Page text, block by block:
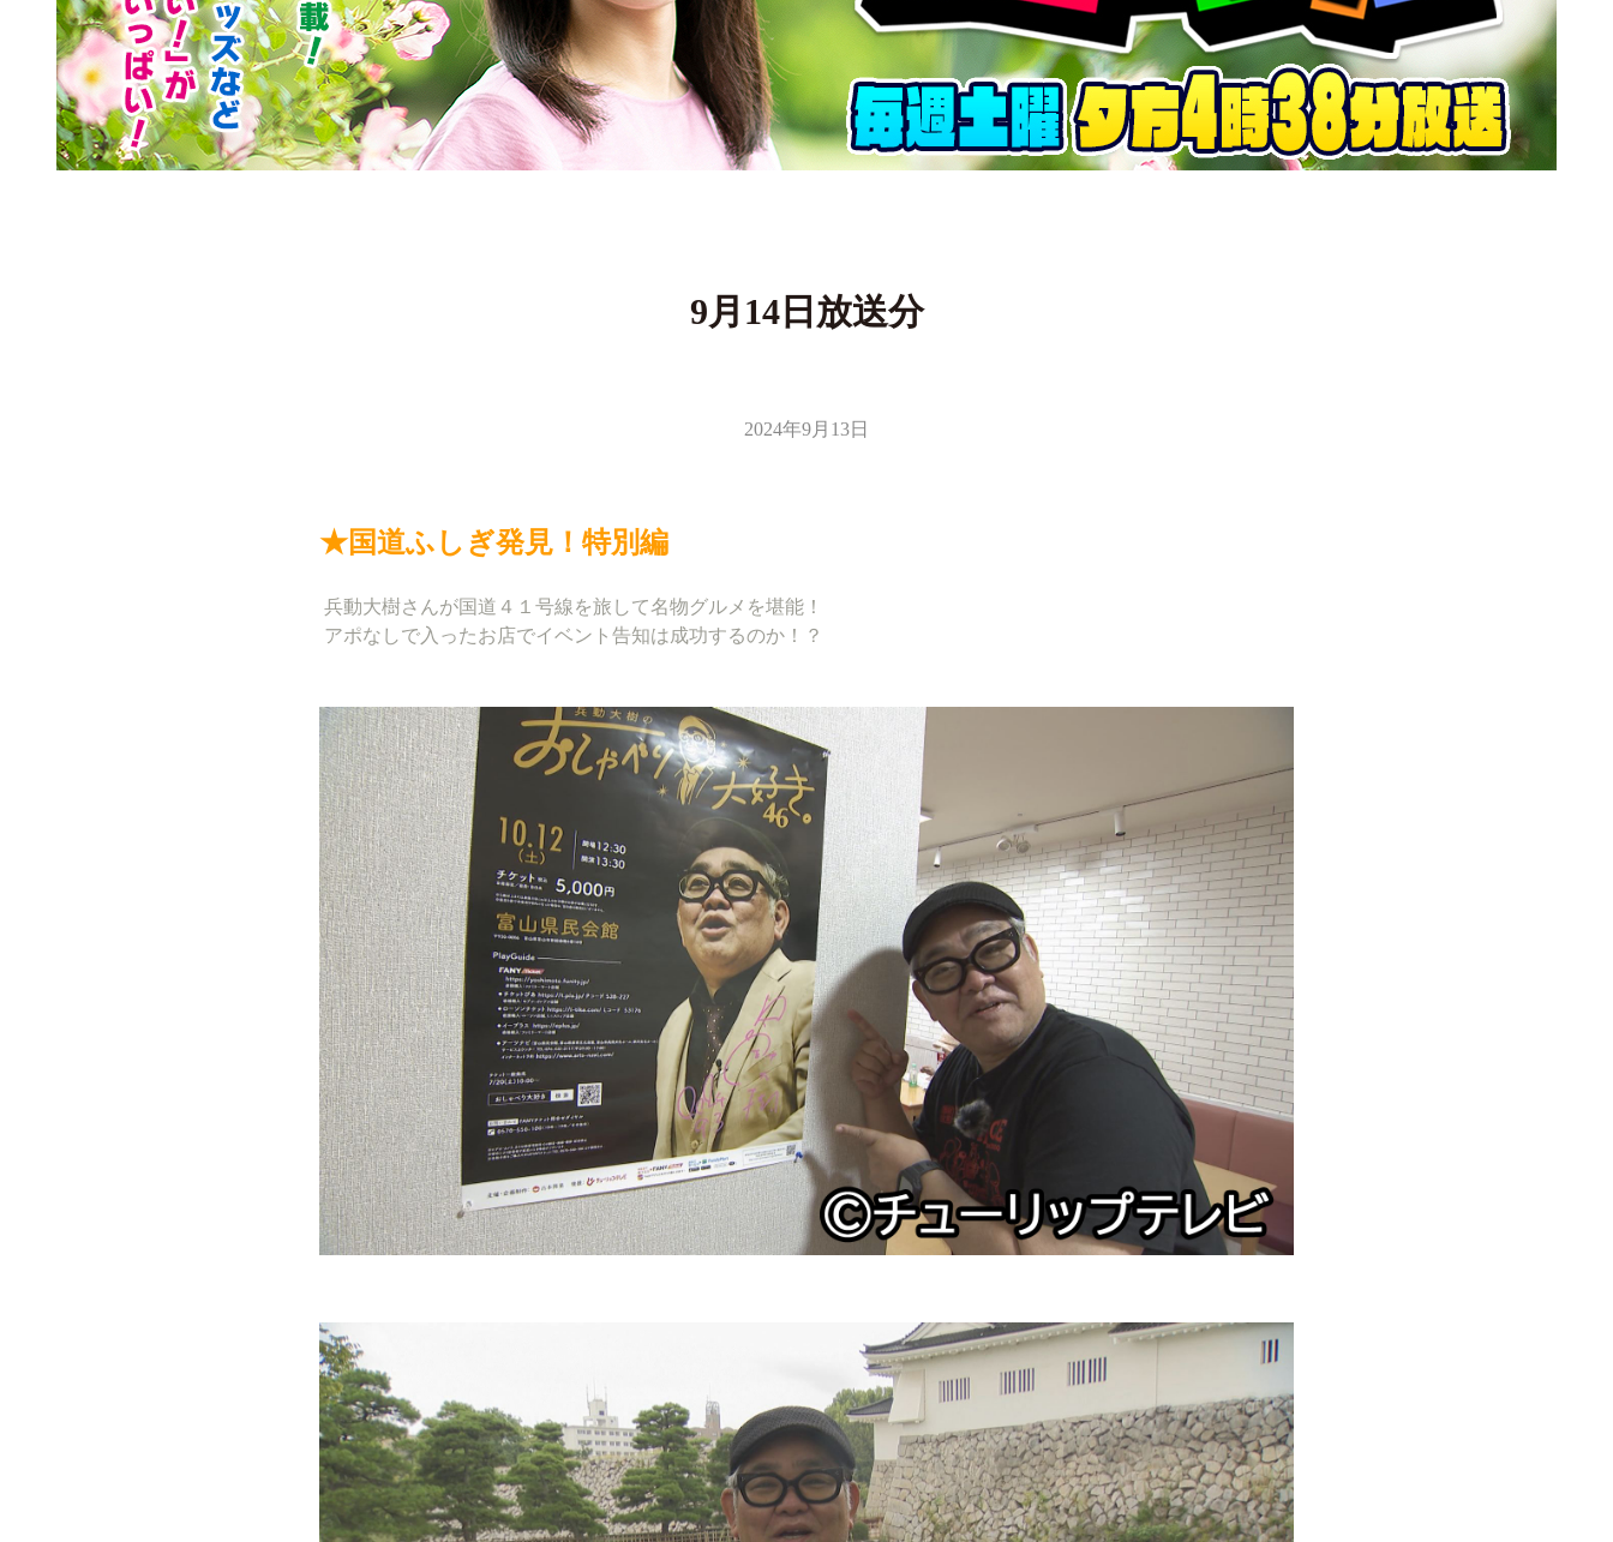
9月14日放送分
2024年9月13日
★国道ふしぎ発見！特別編
兵動大樹さんが国道４１号線を旅して名物グルメを堪能！
アポなしで入ったお店でイベント告知は成功するのか！？